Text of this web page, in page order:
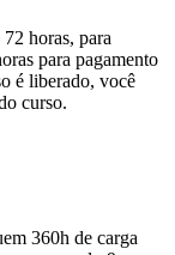
horas, para
para pagamento
é liberado, você
curso.
360h de carga